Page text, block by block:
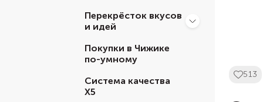
Перекрёсток вкусов
и идей
Покупки в Чижике
по-умному
Система качества
Х5
513